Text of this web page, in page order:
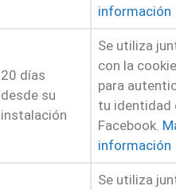
información
20 días
desde su
instalación
Se utiliza
con la
para
tu identidad
Facebook.
información
Se utiliza